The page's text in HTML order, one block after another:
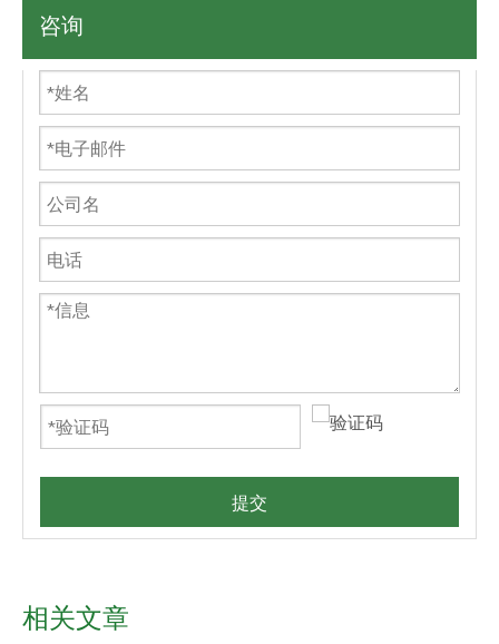
咨询
提交
相关文章